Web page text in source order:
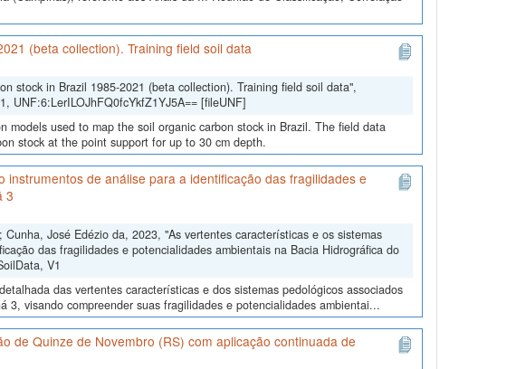
(beta collection). Training field soil data
stock in Brazil 1985-2021 (beta collection). Training field soil data",
UNF:6:LerILOJhFQ0fcYkfZ1YJ5A== [fileUNF]
used to map the soil organic carbon stock in Brazil. The field data
stock at the point support for up to 30 cm depth.
de análise para a identificação das fragilidades e
3
José Edézio da, 2023, "As vertentes características e os sistemas
das fragilidades e potencialidades ambientais na Bacia Hidrográfica do
V1
das vertentes características e dos sistemas pedológicos associados
visando compreender suas fragilidades e potencialidades ambientai...
de Quinze de Novembro (RS) com aplicação continuada de